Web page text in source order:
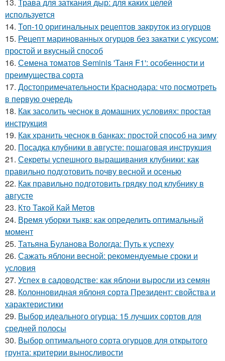
13. Трава для заткания дыр: для каких целей
используется
14. Топ-10 оригинальных рецептов закруток из огурцов
15. Рецепт маринованных огурцов без закатки с уксусом:
простой и вкусный способ
16. Семена томатов Seminis 'Таня F1': особенности и
преимущества сорта
17. Достопримечательности Краснодара: что посмотреть
в первую очередь
18. Как засолить чеснок в домашних условиях: простая
инструкция
19. Как хранить чеснок в банках: простой способ на зиму
20. Посадка клубники в августе: пошаговая инструкция
21. Секреты успешного выращивания клубники: как
правильно подготовить почву весной и осенью
22. Как правильно подготовить грядку под клубнику в
августе
23. Кто Такой Кай Метов
24. Время уборки тыкв: как определить оптимальный
момент
25. Татьяна Буланова Вологда: Путь к успеху
26. Сажать яблони весной: рекомендуемые сроки и
условия
27. Успех в садоводстве: как яблони выросли из семян
28. Колонновидная яблоня сорта Президент: свойства и
характеристики
29. Выбор идеального огурца: 15 лучших сортов для
средней полосы
30. Выбор оптимального сорта огурцов для открытого
грунта: критерии выносливости